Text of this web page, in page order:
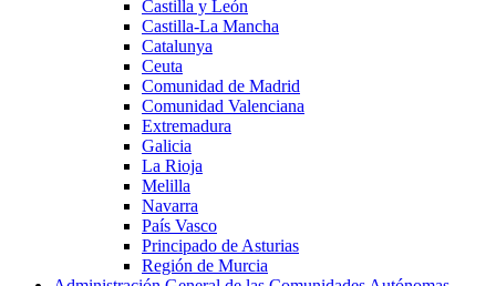
Castilla y León
Castilla-La Mancha
Catalunya
Ceuta
Comunidad de Madrid
Comunidad Valenciana
Extremadura
Galicia
La Rioja
Melilla
Navarra
País Vasco
Principado de Asturias
Región de Murcia